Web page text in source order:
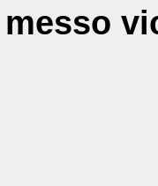
messo